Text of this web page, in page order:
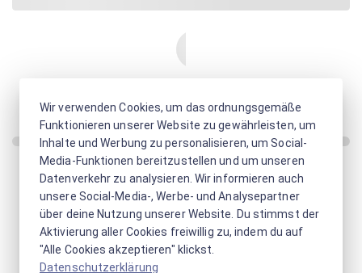
Wir verwenden Cookies, um das ordnungsgemäße
Funktionieren unserer Website zu gewährleisten, um
Inhalte und Werbung zu personalisieren, um Social-
Media-Funktionen bereitzustellen und um unseren
Datenverkehr zu analysieren. Wir informieren auch
unsere Social-Media-, Werbe- und Analysepartner
über deine Nutzung unserer Website. Du stimmst der
Aktivierung aller Cookies freiwillig zu, indem du auf
"Alle Cookies akzeptieren" klickst.
Datenschutzerklärung